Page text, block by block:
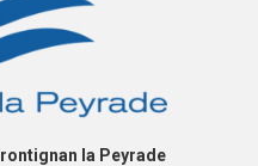
la Peyrade